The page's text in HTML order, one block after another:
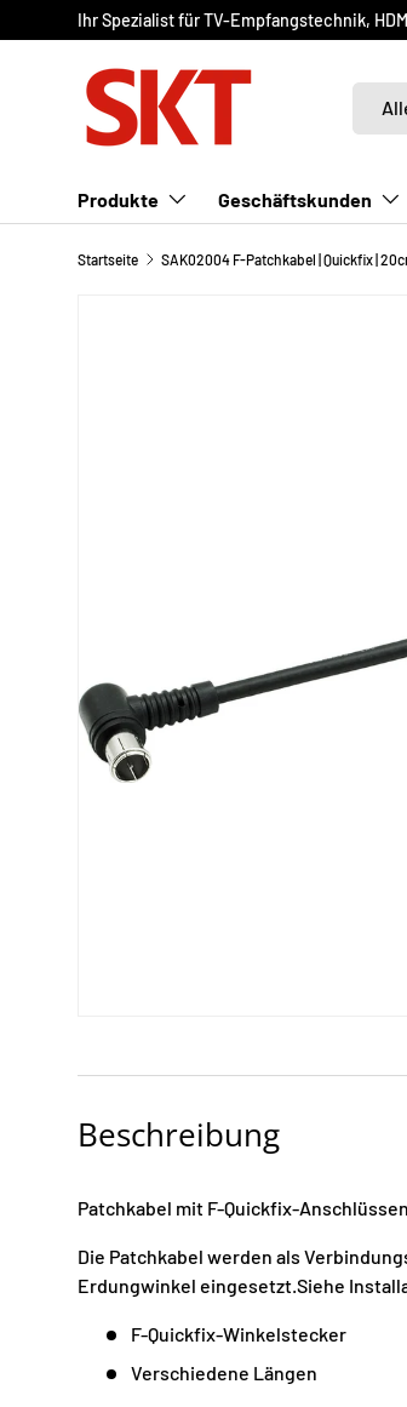
DIREKT ZUM INHALT
Ihr Spezialist für TV-Empfangstechnik,
Produkte Geschäftskunden
Startseite
Beschreibung
Patchkabel mit F-Quickfix-
Die Patchkabel werden als
Erdungwinkel eingesetzt.Siehe
F-Quickfix-Winkelstecker
Verschiedene Längen